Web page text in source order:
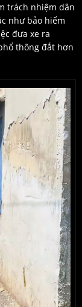
trách nhiệm dân
như bảo hiểm
đưa xe ra
thông đắt hơn